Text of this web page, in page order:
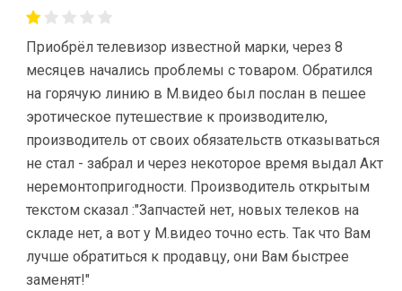
Приобрёл телевизор известной марки, через 8
месяцев начались проблемы с товаром. Обратился
на горячую линию в М.видео был послан в пешее
эротическое путешествие к производителю,
производитель от своих обязательств отказываться
не стал - забрал и через некоторое время выдал Акт
неремонтопригодности. Производитель открытым
текстом сказал :"Запчастей нет, новых телеков на
складе нет, а вот у М.видео точно есть. Так что Вам
лучше обратиться к продавцу, они Вам быстрее
заменят!"